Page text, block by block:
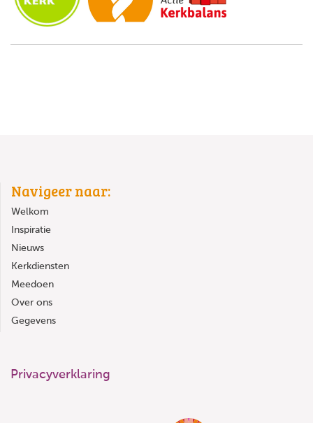
Navigeer naar:
Welkom
Inspiratie
Nieuws
Kerkdiensten
Meedoen
Over ons
Gegevens
Privacyverklaring